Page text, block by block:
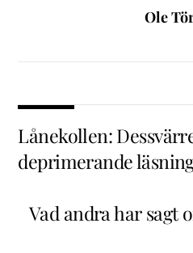
Ole
Lånekollen:
deprimerande
Vad andra har sagt